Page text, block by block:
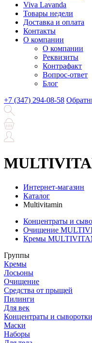
Viva Lavanda
Товары недели
Доставка и оплата
Контакты
О компании
О компании
Реквизиты
Контрафакт
Вопрос-ответ
Блог
+7 (347) 294-08-58
Интернет-магазин
Каталог
Multivitamin
Концентраты и
Очищение
Кремы
Группы
Кремы
Лосьоны
Очищение
Средства от прыщей
Пилинги
Для век
Концентраты и сыворотки
Маски
Наборы